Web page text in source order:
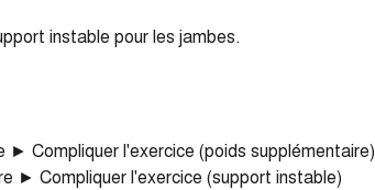
instable pour les jambes.
Compliquer l'exercice (poids supplémentaire)
► Compliquer l'exercice (support instable)